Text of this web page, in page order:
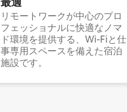
リモートワークが中心のプロ
フェッショナルに快適なノマ
ド環境を提供する、Wi-Fiと仕
事専用スペースを備えた宿泊
施設です。